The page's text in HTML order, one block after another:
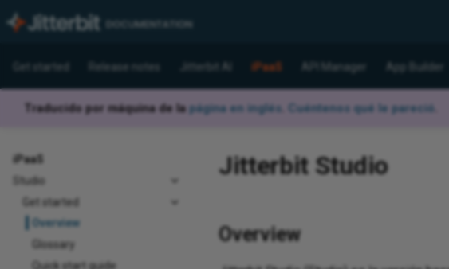
Get started Release notes Jitterbit AI iPaaS API Manager App Builder
Traducido por máquina de la página en inglés Cuéntenos qué le pareció
iPaaS
Studio
Get started
Overview
Glossary
Quick start guide
Jitterbit Studio
Overview